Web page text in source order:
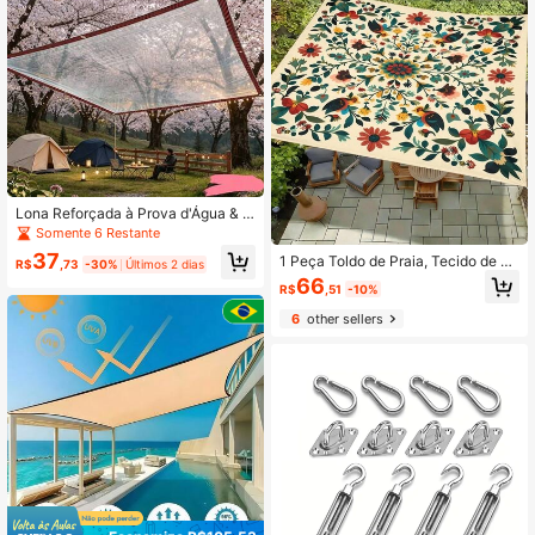
Lona Reforçada à Prova d'Água & R
esistente a UV, Adequada para Cam
inhões ao Ar Livre, Toldo de Sombr
a, Cobertura Plástica à Prova d'Águ
nvelhecimento, Cortina para Uso Ex
terno
Somente 6 Restante
R$37,73 -30% Últimos 2 dias
1 Peça Toldo de Praia, Tecido de Pr
oteção UV, Abrigo Solar para Campi
ng, Toldo Solar para Jardim, Equipa
mento de Camping ao Ar Livre
R$66 ,51 -10%
6other sellers